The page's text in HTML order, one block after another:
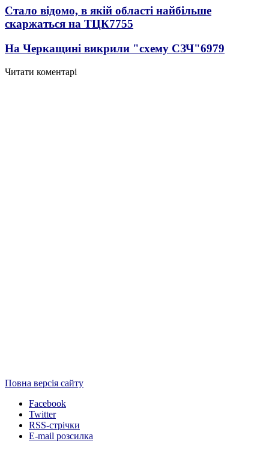
Стало відомо, в якій області найбільше
скаржаться на ТЦК7755
На Черкащині викрили "схему СЗЧ"6979
Читати коментарі
Повна версія сайту
Facebook
Twitter
RSS-стрічки
E-mail розсилка